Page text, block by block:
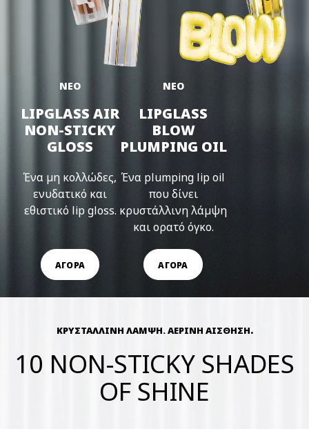
ΝΕΟ
LIPGLASS AIR
NON-STICKY
GLOSS
Ένα μη κολλώδες,
ενυδατικό και
εθιστικό lip gloss.
ΑΓΟΡΑ
ΝΕΟ
LIPGLASS
BLOW
PLUMPING OIL
Ένα plumping lip oil
που δίνει
κρυστάλλινη λάμψη
και ορατό όγκο.
ΑΓΟΡΑ
ΚΡΥΣΤΑΛΛΙΝΗ ΛΑΜΨΗ. ΑΕΡΙΝΗ ΑΙΣΘΗΣΗ.
10 NON-STICKY SHADES
OF SHINE